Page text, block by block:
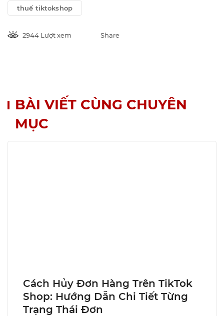
thuế tiktokshop
2944 Lượt xem Share
BÀI VIẾT CÙNG CHUYÊN
MỤC
Cách Hủy Đơn Hàng Trên TikTok
Shop: Hướng Dẫn Chi Tiết Từng
Trạng Thái Đơn